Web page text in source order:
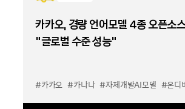
카카오, 경량 언어모델 4종 오픈소
“글로벌 수준 성능”
#카카오 #카나나 #자체개발AI모델 #온디